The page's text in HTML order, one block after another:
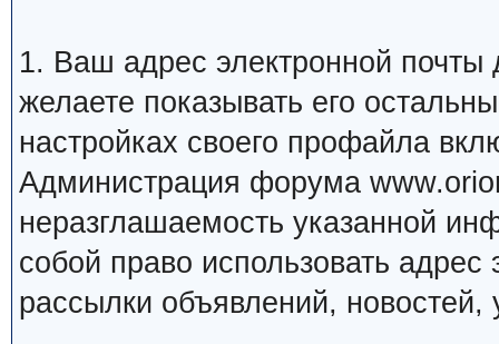
1. Ваш адрес электронной
желаете показывать его
настройках своего профайла
Администрация форума
неразглашаемость указанной
собой право использовать
рассылки объявлений, новостей,